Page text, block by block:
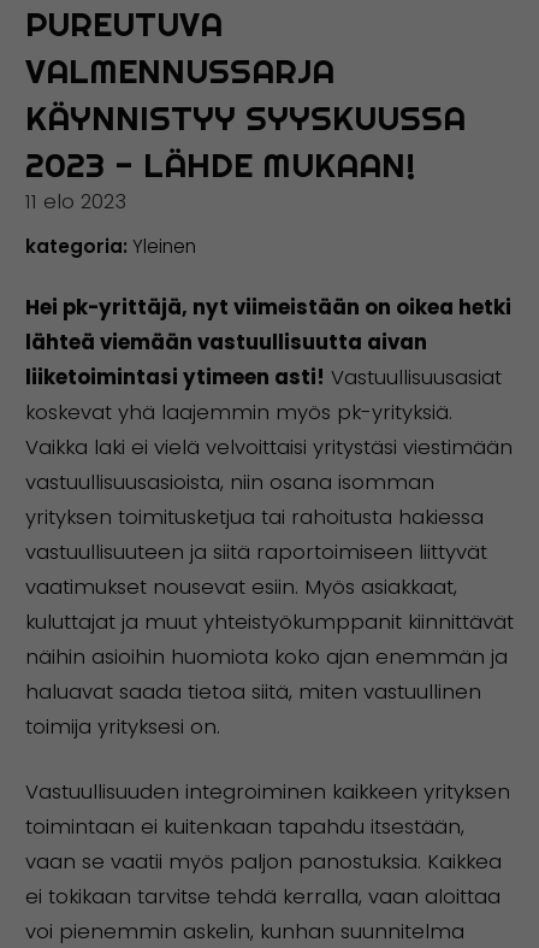
PUREUTUVA
VALMENNUSSARJA
KÄYNNISTYY SYYSKUUSSA
2023 - LÄHDE MUKAAN!
11 elo 2023
kategoria: Yleinen
Hei pk-yrittäjä, nyt viimeistään on oikea hetki
lähteä viemään vastuullisuutta aivan
liiketoimintasi ytimeen asti! Vastuullisuusasiat
koskevat yhä laajemmin myös pk-yrityksiä.
Vaikka laki ei vielä velvoittaisi yritystäsi viestimään
vastuullisuusasioista, niin osana isomman
yrityksen toimitusketjua tai rahoitusta hakiessa
vastuullisuuteen ja siitä raportoimiseen liittyvät
vaatimukset nousevat esiin. Myös asiakkaat,
kuluttajat ja muut yhteistyökumppanit kiinnittävät
näihin asioihin huomiota koko ajan enemmän ja
haluavat saada tietoa siitä, miten vastuullinen
toimija yrityksesi on.
Vastuullisuuden integroiminen kaikkeen yrityksen
toimintaan ei kuitenkaan tapahdu itsestään,
vaan se vaatii myös paljon panostuksia. Kaikkea
ei tokikaan tarvitse tehdä kerralla, vaan aloittaa
voi pienemmin askelin, kunhan suunnitelma